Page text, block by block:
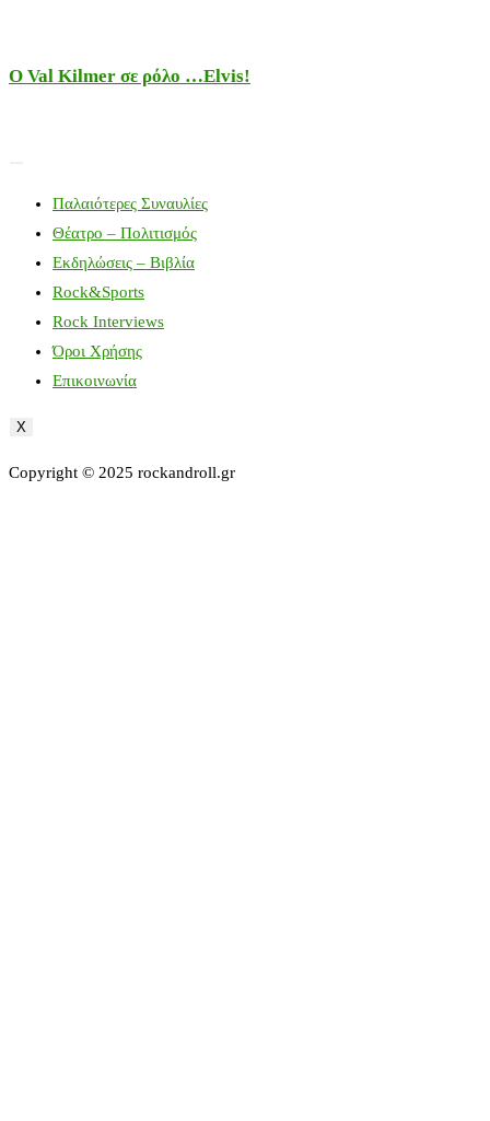
Ο Val Kilmer σε ρόλο …Elvis!
Παλαιότερες Συναυλίες
Θέατρο – Πολιτισμός
Εκδηλώσεις – Βιβλία
Rock&Sports
Rock Interviews
Όροι Χρήσης
Επικοινωνία
X
Copyright © 2025 rockandroll.gr